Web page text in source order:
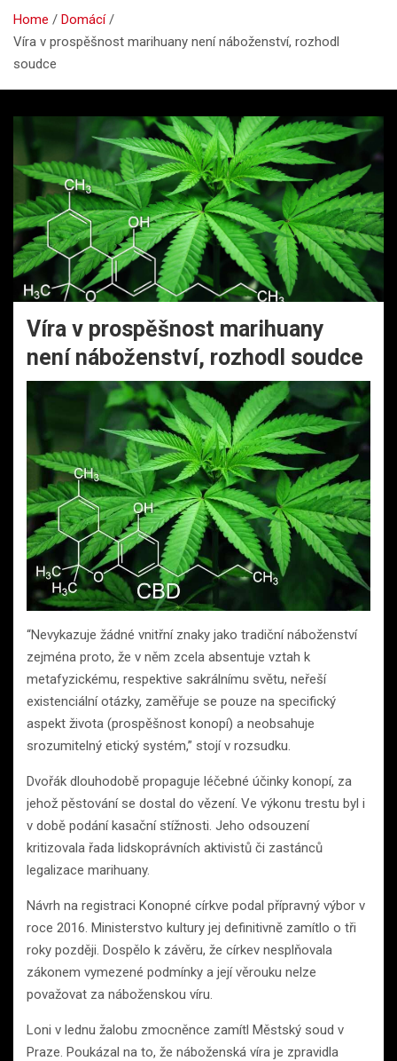
Home
Domácí
Víra v prospěšnost marihuany není náboženství, rozhodl
soudce
Víra v prospěšnost marihuany
není náboženství, rozhodl soudce
“Nevykazuje žádné vnitřní znaky jako tradiční náboženství
zejména proto, že v něm zcela absentuje vztah k
metafyzickému, respektive sakrálnímu světu, neřeší
existenciální otázky, zaměřuje se pouze na specifický
aspekt života (prospěšnost konopí) a neobsahuje
srozumitelný etický systém,” stojí v rozsudku.
Dvořák dlouhodobě propaguje léčebné účinky konopí, za
jehož pěstování se dostal do vězení. Ve výkonu trestu byl i
v době podání kasační stížnosti. Jeho odsouzení
kritizovala řada lidskoprávních aktivistů či zastánců
legalizace marihuany.
Návrh na registraci Konopné církve podal přípravný výbor v
roce 2016. Ministerstvo kultury jej definitivně zamítlo o tři
roky později. Dospělo k závěru, že církev nesplňovala
zákonem vymezené podmínky a její věrouku nelze
považovat za náboženskou víru.
Loni v lednu žalobu zmocněnce zamítl Městský soud v
Praze. Poukázal na to, že náboženská víra je zpravidla